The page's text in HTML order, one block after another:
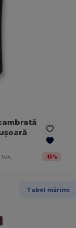
-15%
Tabel mărimi